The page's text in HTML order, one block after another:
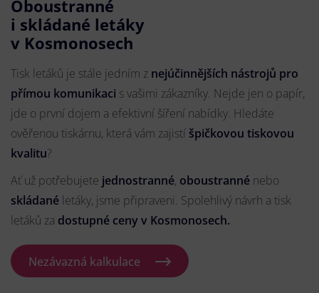
Oboustranné
i skládané letáky
v Kosmonosech
Tisk letáků je stále jedním z nejúčinnějších nástrojů pro
přímou komunikaci s vašimi zákazníky. Nejde jen o papír,
jde o první dojem a efektivní šíření nabídky. Hledáte
ověřenou tiskárnu, která vám zajistí špičkovou tiskovou
kvalitu?
Ať už potřebujete jednostranné, oboustranné nebo
skládané letáky, jsme připraveni. Spolehlivý návrh a tisk
letáků za dostupné ceny v Kosmonosech.
Nezávazná kalkulace